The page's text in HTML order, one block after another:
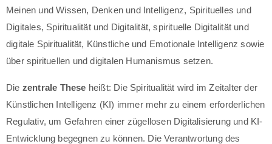
Meinen und Wissen, Denken und Intelligenz, Spirituelles und
Digitales, Spiritualität und Digitalität, spirituelle Digitalität und
digitale Spiritualität, Künstliche und Emotionale Intelligenz sowie
über spirituellen und digitalen Humanismus setzen.
Die zentrale These heißt: Die Spiritualität wird im Zeitalter der
Künstlichen Intelligenz (KI) immer mehr zu einem erforderlichen
Regulativ, um Gefahren einer zügellosen Digitalisierung und KI-
Entwicklung begegnen zu können. Die Verantwortung des